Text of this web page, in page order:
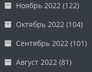
Ноябрь 2022 (122)
Октябрь 2022 (104)
Сентябрь 2022 (101)
Август 2022 (81)